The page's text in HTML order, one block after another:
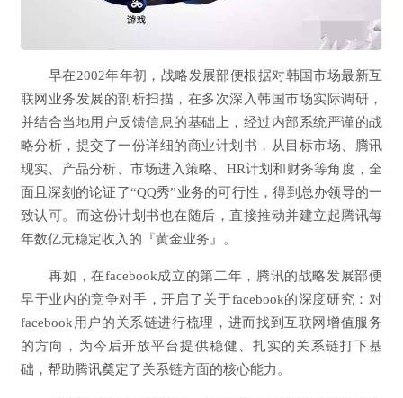
早在2002年年初，战略发展部便根据对韩国市场最新互
联网业务发展的剖析扫描，在多次深入韩国市场实际调研，
并结合当地用户反馈信息的基础上，经过内部系统严谨的战
略分析，提交了一份详细的商业计划书，从目标市场、腾讯
现实、产品分析、市场进入策略、HR计划和财务等角度，全
面且深刻的论证了“QQ秀”业务的可行性，得到总办领导的一
致认可。而这份计划书也在随后，直接推动并建立起腾讯每
年数亿元稳定收入的『黄金业务』。
再如，在facebook成立的第二年，腾讯的战略发展部便
早于业内的竞争对手，开启了关于facebook的深度研究：对
facebook用户的关系链进行梳理，进而找到互联网增值服务
的方向，为今后开放平台提供稳健、扎实的关系链打下基
础，帮助腾讯奠定了关系链方面的核心能力。